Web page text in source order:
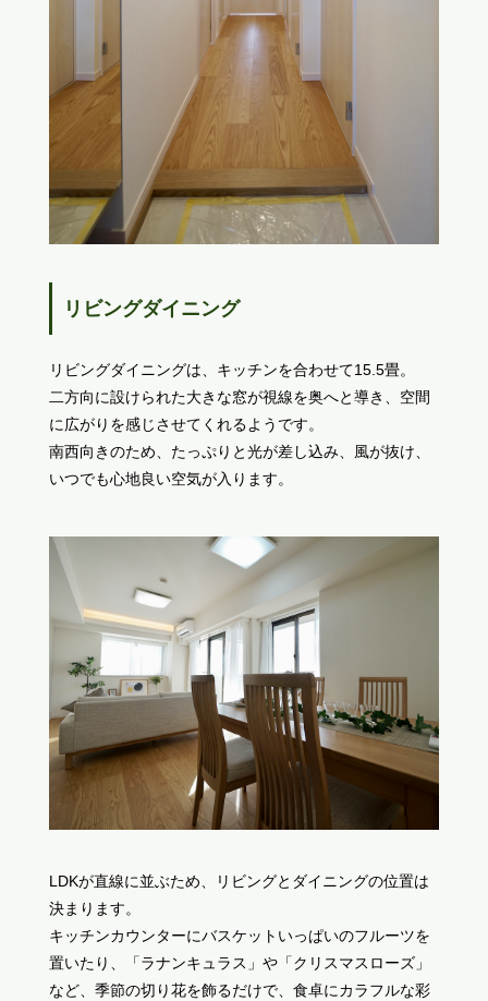
リビングダイニング
リビングダイニングは、キッチンを合わせて15.5畳。
二方向に設けられた大きな窓が視線を奥へと導き、空間
に広がりを感じさせてくれるようです。
南西向きのため、たっぷりと光が差し込み、風が抜け、
いつでも心地良い空気が入ります。
LDKが直線に並ぶため、リビングとダイニングの位置は
決まります。
キッチンカウンターにバスケットいっぱいのフルーツを
置いたり、「ラナンキュラス」や「クリスマスローズ」
など、季節の切り花を飾るだけで、食卓にカラフルな彩